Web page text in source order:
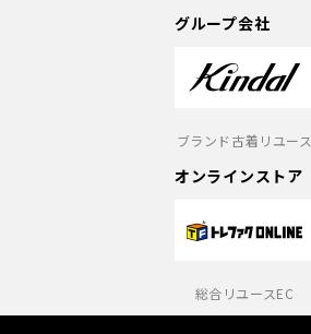
グループ会社
ブランド古着リユース
オンラインストア
総合リユースEC